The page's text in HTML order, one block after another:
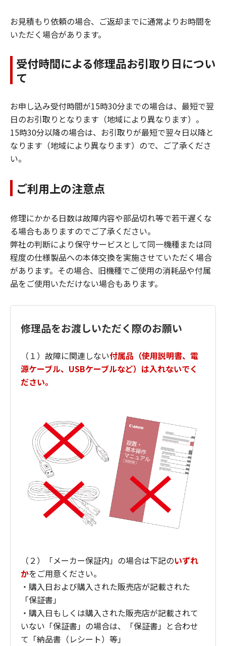
お見積もり依頼の場合、ご返却までに通常よりお時間を
いただく場合があります。
受付時間による修理品お引取り日につい
て
お申し込み受付時間が15時30分までの場合は、最短で翌
日のお引取りとなります（地域により異なります）。
15時30分以降の場合は、お引取りが最短で翌々日以降と
なります（地域により異なります）ので、ご了承くださ
い。
ご利用上の注意点
修理にかかる日数は故障内容や部品切れ等で若干遅くな
る場合もありますのでご了承ください。
弊社の判断により保守サービスとして同一機種または同
程度の仕様製品への本体交換を実施させていただく場合
があります。その場合、旧機種でご使用の消耗品や付属
品をご使用いただけない場合もあります。
修理品をお渡しいただく際のお願い
（１）故障に関連しない付属品（使用説明書、電
源ケーブル、USBケーブルなど）は入れないでく
ださい。
（２）「メーカー保証内」の場合は下記のいずれ
かをご用意ください。
・購入日および購入された販売店が記載された
「保証書」
・購入日もしくは購入された販売店が記載されて
いない「保証書」の場合は、「保証書」と合わせ
て「納品書（レシート）等」